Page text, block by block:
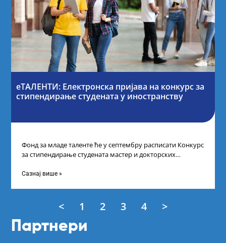
еТАЛЕНТИ: Електронска пријава на конкурс за
стипендирање студената у иностранству
Фонд за младе таленте ће у септембру расписати Конкурс
за стипендирање студената мастер и докторских
Сазнај више »
< 1 2 3 4 >
Партнери